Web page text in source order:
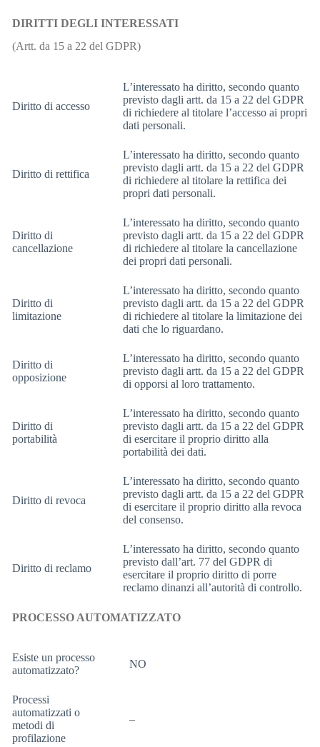
DIRITTI DEGLI INTERESSATI
(Artt. da 15 a 22 del GDPR)
Diritto di accesso
L’interessato ha diritto, secondo quanto
previsto dagli artt. da 15 a 22 del GDPR
di richiedere al titolare l’accesso ai propri
dati personali.
Diritto di rettifica
L’interessato ha diritto, secondo quanto
previsto dagli artt. da 15 a 22 del GDPR
di richiedere al titolare la rettifica dei
propri dati personali.
Diritto di
cancellazione
L’interessato ha diritto, secondo quanto
previsto dagli artt. da 15 a 22 del GDPR
di richiedere al titolare la cancellazione
dei propri dati personali.
Diritto di
limitazione
L’interessato ha diritto, secondo quanto
previsto dagli artt. da 15 a 22 del GDPR
di richiedere al titolare la limitazione dei
dati che lo riguardano.
Diritto di
opposizione
L’interessato ha diritto, secondo quanto
previsto dagli artt. da 15 a 22 del GDPR
di opporsi al loro trattamento.
Diritto di
portabilità
L’interessato ha diritto, secondo quanto
previsto dagli artt. da 15 a 22 del GDPR
di esercitare il proprio diritto alla
portabilità dei dati.
Diritto di revoca
L’interessato ha diritto, secondo quanto
previsto dagli artt. da 15 a 22 del GDPR
di esercitare il proprio diritto alla revoca
del consenso.
Diritto di reclamo
L’interessato ha diritto, secondo quanto
previsto dall’art. 77 del GDPR di
esercitare il proprio diritto di porre
reclamo dinanzi all’autorità di controllo.
PROCESSO AUTOMATIZZATO
Esiste un processo
automatizzato?
NO
Processi
automatizzati o
metodi di
profilazione
–